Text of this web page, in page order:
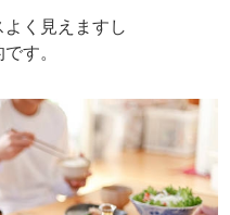
く見えますし
す。